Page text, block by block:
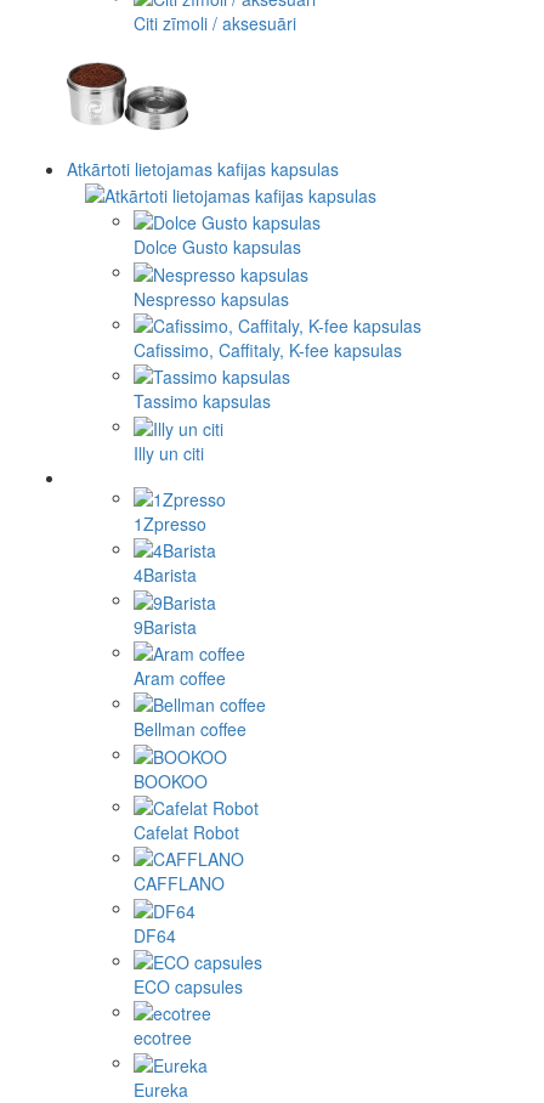
Citi zīmoli / aksesuāri
Atkārtoti lietojamas kafijas kapsulas
Dolce Gusto kapsulas
Nespresso kapsulas
Cafissimo, Caffitaly, K-fee kapsulas
Tassimo kapsulas
Illy un citi
1Zpresso
4Barista
9Barista
Aram coffee
Bellman coffee
BOOKOO
Cafelat Robot
CAFFLANO
DF64
ECO capsules
ecotree
Eureka